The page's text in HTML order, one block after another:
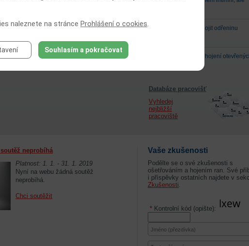
Sedm tipů, jak zahojit odřeninu
Naučte se urychlit hojení
Databáze pracovišť
Vyhledej
nejbližší
pracoviště
neprobíhá
Platnost: 1. 1. - 31. 1. 2019
Nyní na webu žádná soutěž
neprobíhá.
Chci soutěžit
Vaše zkušenosti
Podělte se o své zkušenosti s
ošetřováním a hojením ran. Své
i příspěvky ostatních najdete v
Zkušenosti.
* Kontrolní kód (opište):
naleznete na stránce Prohlášení o cookies
Souhlasím a pokračovat